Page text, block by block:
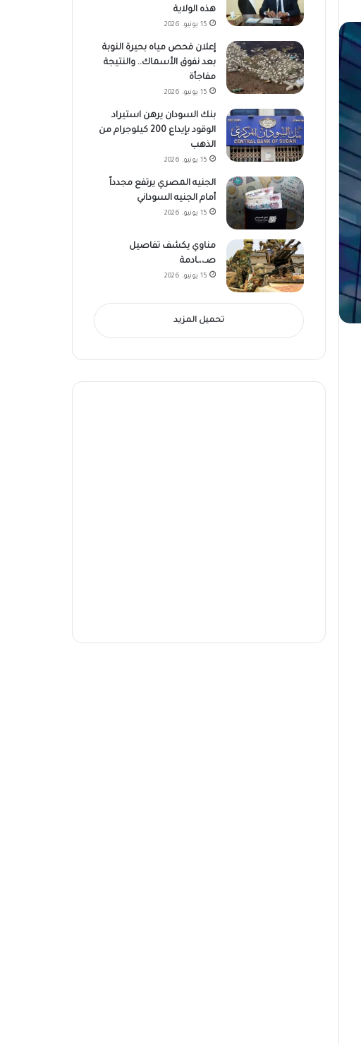
هذه الولاية
15 يونيو، 2026
إعلان فحص مياه بحيرة النوبة
بعد نفوق الأسماك.. والنتيجة
مفاجأة
15 يونيو، 2026
بنك السودان يرهن استيراد
الوقود بإيداع 200 كيلوجرام من
الذهب
15 يونيو، 2026
الجنيه المصري يرتفع مجدداً
أمام الجنيه السوداني
15 يونيو، 2026
مناوي يكشف تفاصيل
صـ،،ـادمة
15 يونيو، 2026
تحميل المزيد